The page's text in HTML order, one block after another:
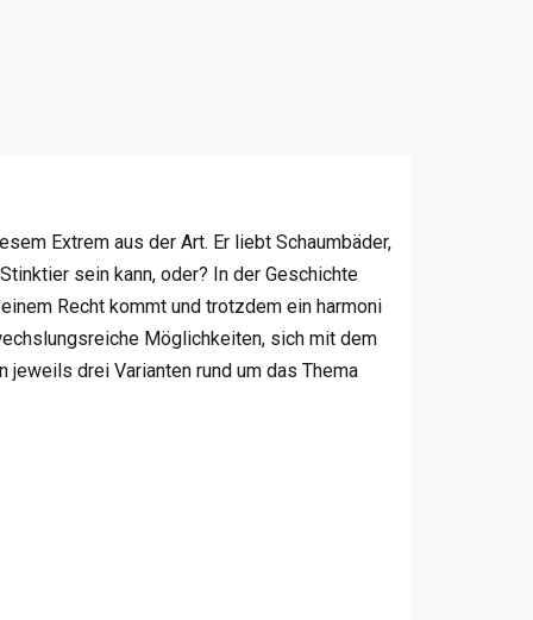
Extrem aus der Art. Er liebt Schaumbäder,
sein kann, oder? In der Geschichte
Recht kommt und trotzdem ein harmoni
Möglichkeiten, sich mit dem
drei Varianten rund um das Thema